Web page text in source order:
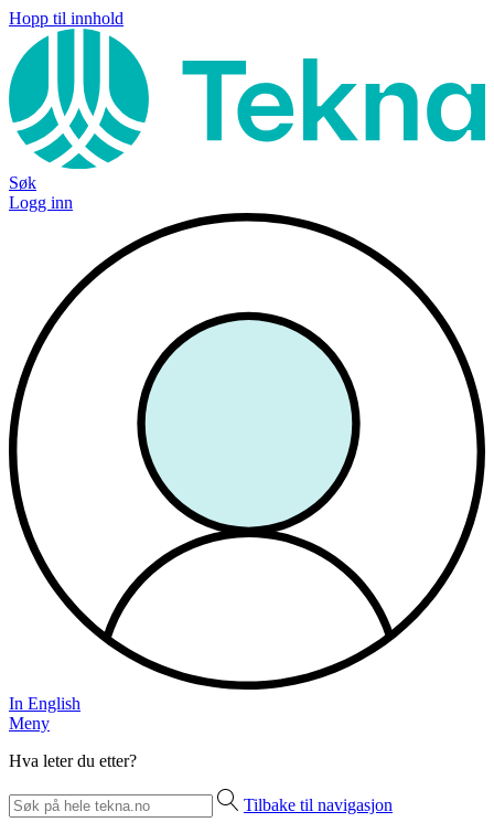
Hopp til innhold
Søk
Logg inn
In English
Meny
Hva leter du etter?
Tilbake til navigasjon